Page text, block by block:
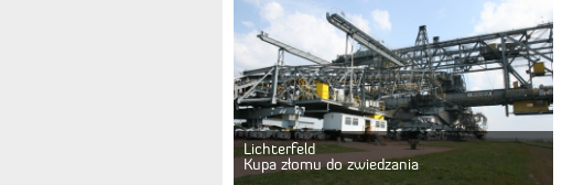
Lichterfeld
Kupa złomu do zwiedzania